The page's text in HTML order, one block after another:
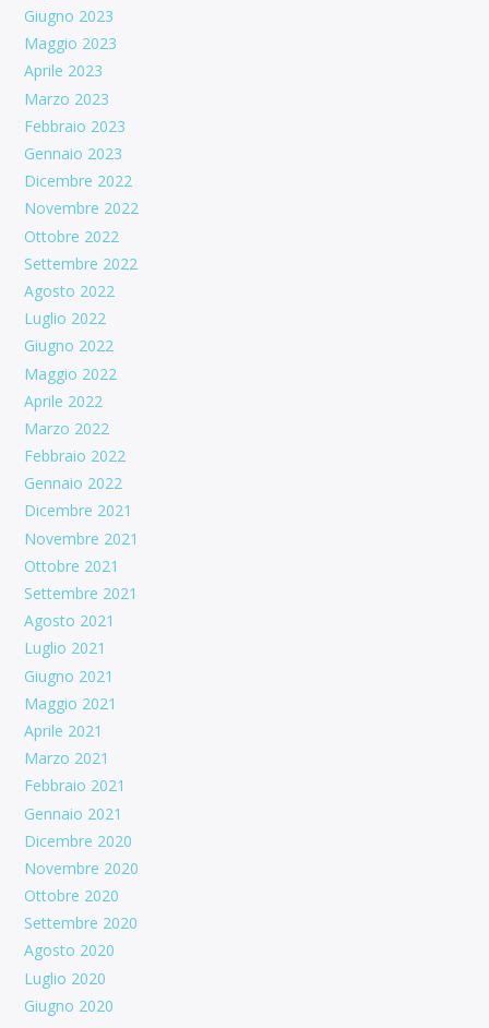
Giugno 2023
Maggio 2023
Aprile 2023
Marzo 2023
Febbraio 2023
Gennaio 2023
Dicembre 2022
Novembre 2022
Ottobre 2022
Settembre 2022
Agosto 2022
Luglio 2022
Giugno 2022
Maggio 2022
Aprile 2022
Marzo 2022
Febbraio 2022
Gennaio 2022
Dicembre 2021
Novembre 2021
Ottobre 2021
Settembre 2021
Agosto 2021
Luglio 2021
Giugno 2021
Maggio 2021
Aprile 2021
Marzo 2021
Febbraio 2021
Gennaio 2021
Dicembre 2020
Novembre 2020
Ottobre 2020
Settembre 2020
Agosto 2020
Luglio 2020
Giugno 2020